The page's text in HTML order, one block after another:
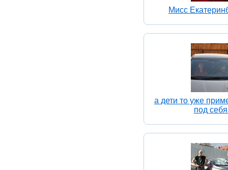
Мисс
а дети то уже
под